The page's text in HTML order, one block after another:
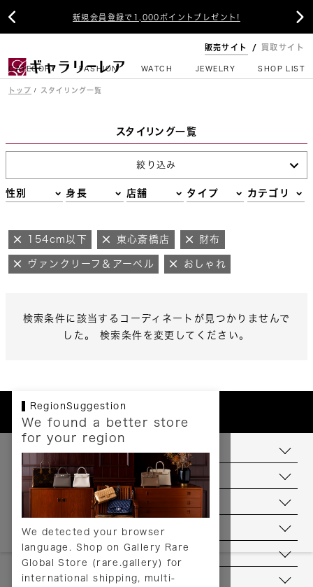
新規会員登録で1,000ポイントプレゼント!
 
販売サイト 買取サイト
CATEGORY FASHION WATCH JEWELRY SHOP LIST
トップ スタイリング一覧
スタイリング一覧
絞り込み
性別 身長 店舗 タイプ カテゴリ
154cm以下 東心斎橋店 財布
ヴァンクリーフ＆アーペル おしゃれ
検索条件に該当するコーディネートが見つかりませんで
した。 検索条件を変更してください。
RegionSuggestion
We found a better store
for your region
We detected your browser
language. Shop on Gallery Rare
Global Store (rare.gallery) for
international shipping, multi-
お支払いについて
配送について
送料について
返品について
ヘルプ